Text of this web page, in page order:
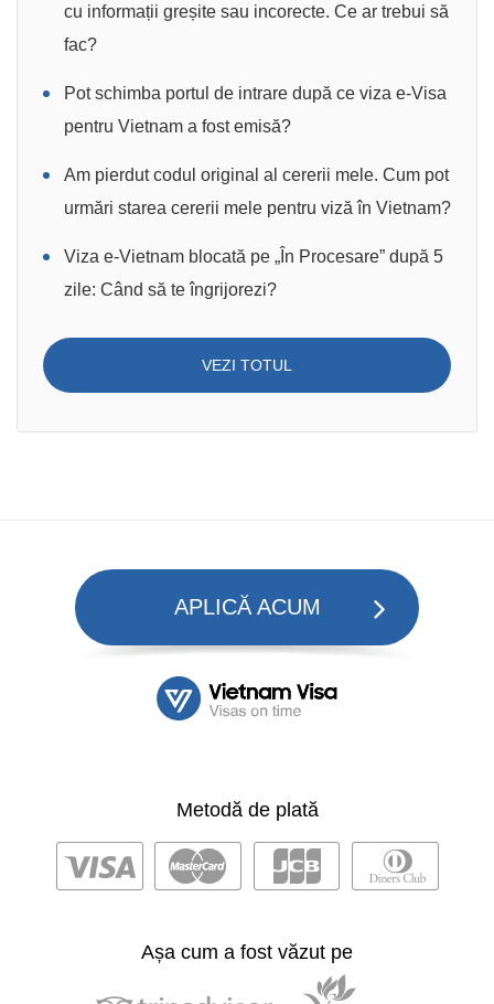
cu informații greșite sau incorecte. Ce ar trebui să
fac?
Pot schimba portul de intrare după ce viza e-Visa
pentru Vietnam a fost emisă?
Am pierdut codul original al cererii mele. Cum pot
urmări starea cererii mele pentru viză în Vietnam?
Viza e-Vietnam blocată pe „În Procesare” după 5
zile: Când să te îngrijorezi?
VEZI TOTUL
APLICĂ ACUM
Metodă de plată
Așa cum a fost văzut pe